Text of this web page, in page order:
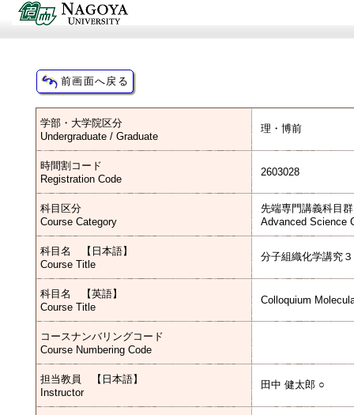
学部・大学院区分
Undergraduate / Graduate
理・博前
時間割コード
Registration Code
2603028
科目区分
Course Category
先端専門講義科目
Advanced Science
科目名 【日本語】
Course Title
分子組織化学講究３
科目名 【英語】
Course Title
Colloquium
コースナンバリングコード
Course Numbering Code
担当教員 【日本語】
Instructor
田中 健太郎 ○